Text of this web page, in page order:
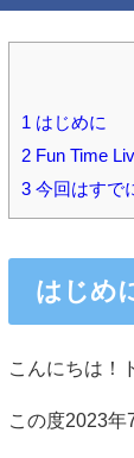
1 はじめに
2 Fun Time
3 今回はすで
はじめ
こんにちは！
この度2023